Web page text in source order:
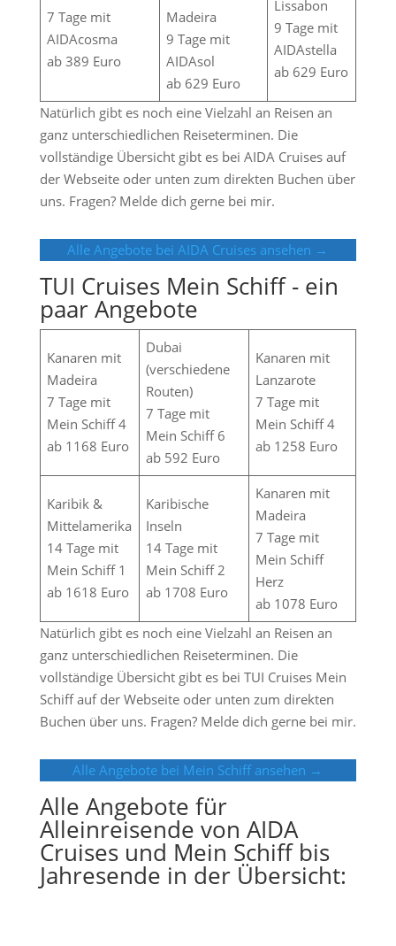
7 Tage mit
AIDAcosma
ab 389 Euro
Madeira
9 Tage mit
AIDAsol
ab 629 Euro
Lissabon
9 Tage mit
AIDAstella
ab 629 Euro
Natürlich gibt es noch eine Vielzahl an Reisen an
ganz unterschiedlichen Reiseterminen. Die
vollständige Übersicht gibt es bei AIDA Cruises auf
der Webseite oder unten zum direkten Buchen über
uns. Fragen? Melde dich gerne bei mir.
Alle Angebote bei AIDA Cruises ansehen →
TUI Cruises Mein Schiff - ein
paar Angebote
Kanaren mit
Madeira
7 Tage mit
Mein Schiff 4
ab 1168 Euro
Dubai
(verschiedene
Routen)
7 Tage mit
Mein Schiff 6
ab 592 Euro
Kanaren mit
Lanzarote
7 Tage mit
Mein Schiff 4
ab 1258 Euro
Karibik &
Mittelamerika
14 Tage mit
Mein Schiff 1
ab 1618 Euro
Karibische
Inseln
14 Tage mit
Mein Schiff 2
ab 1708 Euro
Kanaren mit
Madeira
7 Tage mit
Mein Schiff
Herz
ab 1078 Euro
Natürlich gibt es noch eine Vielzahl an Reisen an
ganz unterschiedlichen Reiseterminen. Die
vollständige Übersicht gibt es bei TUI Cruises Mein
Schiff auf der Webseite oder unten zum direkten
Buchen über uns. Fragen? Melde dich gerne bei mir.
Alle Angebote bei Mein Schiff ansehen →
Alle Angebote für
Alleinreisende von AIDA
Cruises und Mein Schiff bis
Jahresende in der Übersicht: